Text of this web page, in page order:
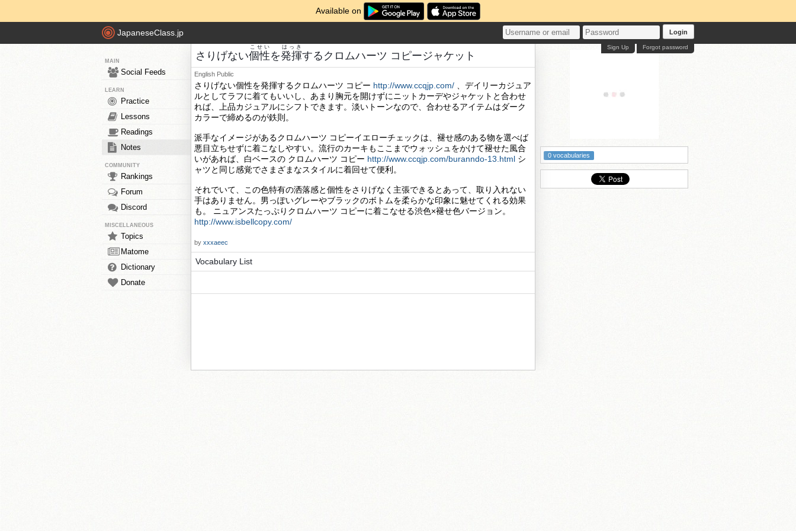
Available on
JapaneseClass.jp Login
Forgot password
Sign Up
MAIN
Social Feeds
LEARN
Practice
Lessons
Readings
Notes
COMMUNITY
Rankings
Forum
Discord
MISCELLANEOUS
Topics
Matome
Dictionary
Donate
さりげない個性
こせい
を発揮
はっき
するクロムハーツ コピージャケット
English Public
さりげない個性を発揮するクロムハーツ コピー http://www.ccqjp.com/ 、デイリーカジュア
ルとしてラフに着てもいいし、あまり胸元を開けずにニットカーデやジャケットと合わせ
れば、上品カジュアルにシフトできます。淡いトーンなので、合わせるアイテムはダーク
カラーで締めるのが鉄則。
派手なイメージがあるクロムハーツ コピーイエローチェックは、褪せ感のある物を選べば
悪目立ちせずに着こなしやすい。流行のカーキもここまでウォッシュをかけて褪せた風合
いがあれば、白ベースの クロムハーツ コピー http://www.ccqjp.com/buranndo-13.html シ
ャツと同じ感覚でさまざまなスタイルに着回せて便利。
それでいて、この色特有の洒落感と個性をさりげなく主張できるとあって、取り入れない
手はありません。男っぽいグレーやブラックのボトムを柔らかな印象に魅せてくれる効果
も。 ニュアンスたっぷりクロムハーツ コピーに着こなせる渋色×褪せ色バージョン。
http://www.isbellcopy.com/
by xxxaeec
Vocabulary List
0 vocabularies